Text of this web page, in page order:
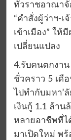
ทั่วราชอาณาจั
“คำสั่งผู้ว่าฯ-
เข้าเมือง” ให้
เปลี่ยนแปลง
4.รับคนตกงาน
ชั่วคราว 5 เดื
ไปทำกับมหา
เงินกู้ 1.1 ล้าน
หลายอาชีพที่ไ
มาเปิดใหม่ พ